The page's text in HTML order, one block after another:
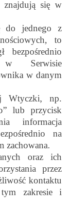
znajdują się w
do jednego z
to
bezpośrednio
w Serwisie
w danym
Wtyczki, np.
lub przycisk
informacja
na
zachowana.
oraz ich
przez
kontaktu
zakresie i